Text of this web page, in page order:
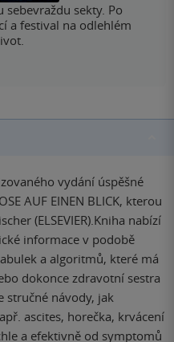
sekty. Po
a festival na odlehlém
vydání úspěšné
AUF EINEN BLICK, kterou
(ELSEVIER).Kniha nabízí
informace v podobě
a algoritmů, které má
dokonce zdravotní sestra
stručné návody, jak
ascites, horečka, krvácení
a efektivně od symptomů